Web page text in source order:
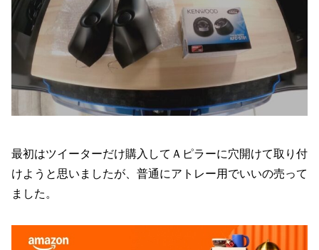
最初はツイーターだけ購入してＡピラーに穴開けて取り付
けようと思いましたが、普通にアトレー用でいいの売って
ました。